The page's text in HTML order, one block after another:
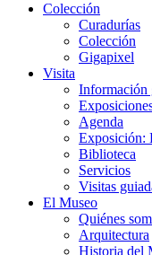
Colección
Curadurías
Colección
Gigapixel
Visita
Información
Agenda
Exposición:
Biblioteca
Servicios
Visitas
El Museo
Quiénes
Arquitectura
Historia del